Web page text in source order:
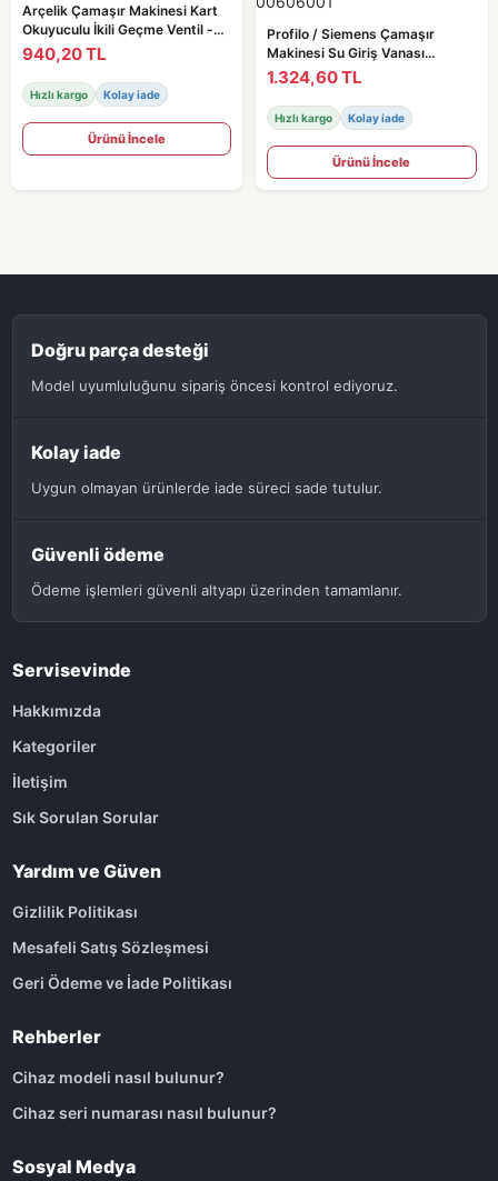
Arçelik Çamaşır Makinesi Kart
Okuyuculu İkili Geçme Ventil -
2841020100 Orjinal
940,20 TL
Hızlı kargo Kolay iade
Ürünü İncele
Profilo / Siemens Çamaşır
Makinesi Su Giriş Vanası
Okuyucu Sensörlü / Ventili -
00606001
1.324,60 TL
Hızlı kargo Kolay iade
Ürünü İncele
Doğru parça desteği
Model uyumluluğunu sipariş öncesi kontrol ediyoruz.
Kolay iade
Uygun olmayan ürünlerde iade süreci sade tutulur.
Güvenli ödeme
Ödeme işlemleri güvenli altyapı üzerinden tamamlanır.
Servisevinde
Hakkımızda
Kategoriler
İletişim
Sık Sorulan Sorular
Yardım ve Güven
Gizlilik Politikası
Mesafeli Satış Sözleşmesi
Geri Ödeme ve İade Politikası
Rehberler
Cihaz modeli nasıl bulunur?
Cihaz seri numarası nasıl bulunur?
Sosyal Medya